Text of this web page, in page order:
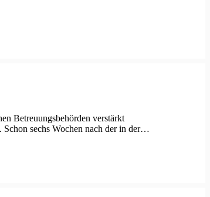
Betreuungsbehörden verstärkt
Schon sechs Wochen nach der in der…